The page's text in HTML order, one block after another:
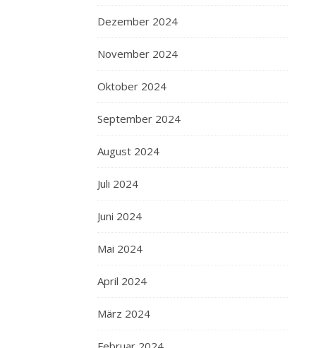
Dezember 2024
November 2024
Oktober 2024
September 2024
August 2024
Juli 2024
Juni 2024
Mai 2024
April 2024
März 2024